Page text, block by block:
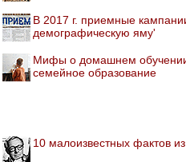
В 2017 г. приемные
демографическую яму'
Мифы о домашнем
семейное образование
10 малоизвестных фактов